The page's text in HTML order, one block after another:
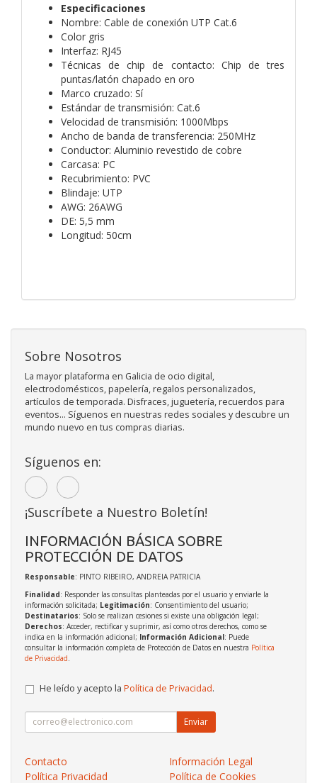
Especificaciones
Nombre: Cable de conexión UTP Cat.6
Color gris
Interfaz: RJ45
Técnicas de chip de contacto: Chip de tres
puntas/latón chapado en oro
Marco cruzado: Sí
Estándar de transmisión: Cat.6
Velocidad de transmisión: 1000Mbps
Ancho de banda de transferencia: 250MHz
Conductor: Aluminio revestido de cobre
Carcasa: PC
Recubrimiento: PVC
Blindaje: UTP
AWG: 26AWG
DE: 5,5 mm
Longitud: 50cm
Sobre Nosotros
La mayor plataforma en Galicia de ocio digital,
electrodomésticos, papelería, regalos personalizados,
artículos de temporada. Disfraces, juguetería, recuerdos para
eventos... Síguenos en nuestras redes sociales y descubre un
mundo nuevo en tus compras diarias.
Síguenos en:
¡Suscríbete a Nuestro Boletín!
INFORMACIÓN BÁSICA SOBRE
PROTECCIÓN DE DATOS
Responsable: PINTO RIBEIRO, ANDREIA PATRICIA
Finalidad: Responder las consultas planteadas por el usuario y enviarle la
información solicitada; Legitimación: Consentimiento del usuario;
Destinatarios: Solo se realizan cesiones si existe una obligación legal;
Derechos: Acceder, rectificar y suprimir, así como otros derechos, como se
indica en la información adicional; Información Adicional: Puede
consultar la información completa de Protección de Datos en nuestra Política
de Privacidad
He leído y acepto la Política de Privacidad.
Enviar
Contacto
Información Legal
Política Privacidad
Política de Cookies